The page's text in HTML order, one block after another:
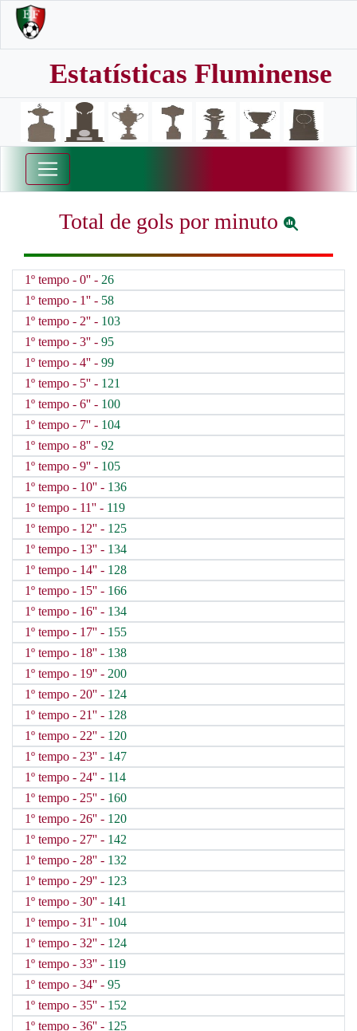
Estatísticas Fluminense
Total de gols por minuto
1º tempo - 0'' - 26
1º tempo - 1'' - 58
1º tempo - 2'' - 103
1º tempo - 3'' - 95
1º tempo - 4'' - 99
1º tempo - 5'' - 121
1º tempo - 6'' - 100
1º tempo - 7'' - 104
1º tempo - 8'' - 92
1º tempo - 9'' - 105
1º tempo - 10'' - 136
1º tempo - 11'' - 119
1º tempo - 12'' - 125
1º tempo - 13'' - 134
1º tempo - 14'' - 128
1º tempo - 15'' - 166
1º tempo - 16'' - 134
1º tempo - 17'' - 155
1º tempo - 18'' - 138
1º tempo - 19'' - 200
1º tempo - 20'' - 124
1º tempo - 21'' - 128
1º tempo - 22'' - 120
1º tempo - 23'' - 147
1º tempo - 24'' - 114
1º tempo - 25'' - 160
1º tempo - 26'' - 120
1º tempo - 27'' - 142
1º tempo - 28'' - 132
1º tempo - 29'' - 123
1º tempo - 30'' - 141
1º tempo - 31'' - 104
1º tempo - 32'' - 124
1º tempo - 33'' - 119
1º tempo - 34'' - 95
1º tempo - 35'' - 152
1º tempo - 36'' - 125